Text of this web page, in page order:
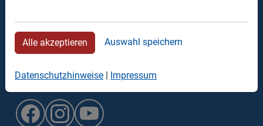
Fax: +49 911 428106
Recyclingpark
90453 Nürnberg
Alle akzeptieren Auswahl speichern
Datenschutzhinweise | Impressum